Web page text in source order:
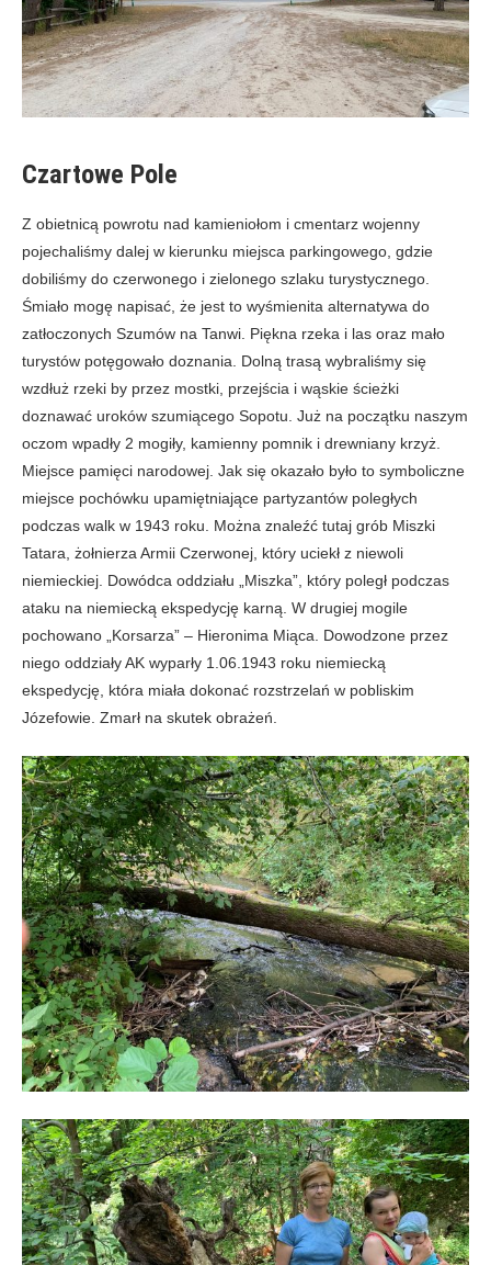
Czartowe Pole
Z obietnicą powrotu nad kamieniołom i cmentarz wojenny
pojechaliśmy dalej w kierunku miejsca parkingowego, gdzie
dobiliśmy do czerwonego i zielonego szlaku turystycznego.
Śmiało mogę napisać, że jest to wyśmienita alternatywa do
zatłoczonych Szumów na Tanwi. Piękna rzeka i las oraz mało
turystów potęgowało doznania. Dolną trasą wybraliśmy się
wzdłuż rzeki by przez mostki, przejścia i wąskie ścieżki
doznawać uroków szumiącego Sopotu. Już na początku naszym
oczom wpadły 2 mogiły, kamienny pomnik i drewniany krzyż.
Miejsce pamięci narodowej. Jak się okazało było to symboliczne
miejsce pochówku upamiętniające partyzantów poległych
podczas walk w 1943 roku. Można znaleźć tutaj grób Miszki
Tatara, żołnierza Armii Czerwonej, który uciekł z niewoli
niemieckiej. Dowódca oddziału „Miszka”, który poległ podczas
ataku na niemiecką ekspedycję karną. W drugiej mogile
pochowano „Korsarza” – Hieronima Miąca. Dowodzone przez
niego oddziały AK wyparły 1.06.1943 roku niemiecką
ekspedycję, która miała dokonać rozstrzelań w pobliskim
Józefowie. Zmarł na skutek obrażeń.